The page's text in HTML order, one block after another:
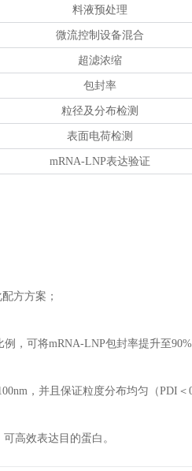
料液预处理
微流控制设备混合
超滤浓缩
包封率
粒径及分布检测
表面电荷检测
mRNA-LNP表达验证
方方案；
，可将mRNA-LNP包封率提升至90%
，并且保证粒度分布均匀（PDI＜
高效表达目的蛋白。